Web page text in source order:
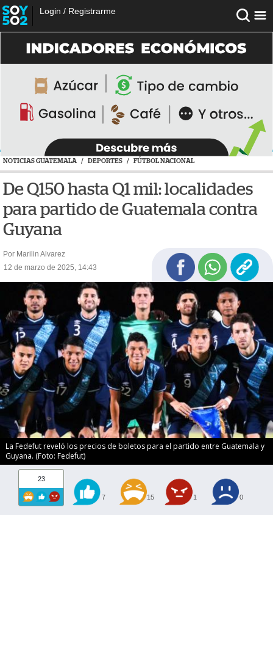
Login / Registrarme
NOTICIAS GUATEMALA / DEPORTES / FÚTBOL NACIONAL
De Q150 hasta Q1 mil: localidades
para partido de Guatemala contra
Guyana
Por Marilin Alvarez
12 de marzo de 2025, 14:43
La Fedefut reveló los precios de boletos para el partido entre Guatemala y
Guyana. (Foto: Fedefut)
23
7 15 1 0